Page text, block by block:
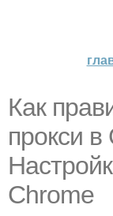
Как
прокси
Chrome